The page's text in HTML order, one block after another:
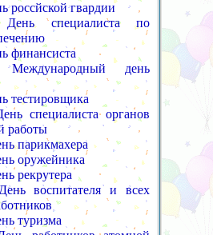
россйской гвардии
День специалиста по
финансиста
Международный день
тестировщика
специалиста органов
работы
парикмахера
оружейника
рекрутера
День воспитателя и всех
туризма